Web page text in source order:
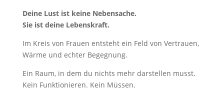
Deine Lust ist keine Nebensache.
Sie ist deine Lebenskraft.
Im Kreis von Frauen entsteht ein Feld von Vertrauen,
Wärme und echter Begegnung.
Ein Raum, in dem du nichts mehr darstellen musst.
Kein Funktionieren. Kein Müssen.